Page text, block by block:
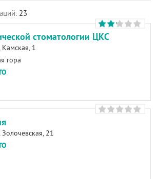
23
стоматологии ЦКС
1
гора
21